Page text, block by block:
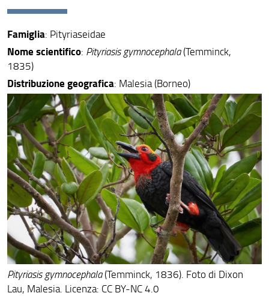
Famiglia: Pityriaseidae
Nome scientifico: Pityriasis gymnocephala(Temminck,
1835)
Distribuzione geografica: Malesia (Borneo)
Pityriasis gymnocephala(Temminck, 1836). Foto di Dixon
Lau, Malesia. Licenza: CC BY-NC 4.0
L'itinerario
Il lavoro sul campo
La ricerca dentro la foresta
I personaggi
L'uomo delle palme
Un paradiso a rischio
Contenuti extra
Bibliografia
Crediti
Galleria fotografica